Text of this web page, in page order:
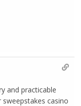
and practicable